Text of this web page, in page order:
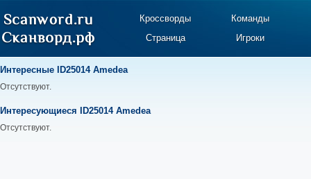
Кроссворды
Команды
Страница
Игроки
Интересные ID25014 Amedea
Отсутствуют.
Интересующиеся ID25014 Amedea
Отсутствуют.